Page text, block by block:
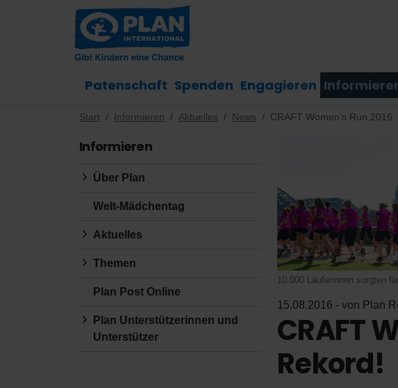
Patenschaft Spenden Engagieren
Start Informieren Aktuelles News CRAFT Women’s Run
Informieren
Über Plan
Welt-Mädchentag
Aktuelles
Themen
Plan Post Online
Plan Unterstützerinnen und
Unterstützer
10.000 Läuferinnen sorgten
15.08.2016 - von Plan
CRAFT
Rekord!